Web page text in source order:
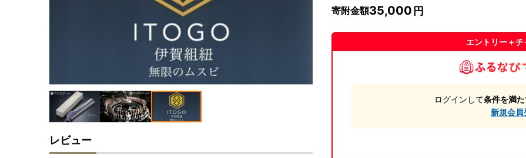
寄附金額35,000
エントリー＋チ
ログインして条件を満た
新規会
レビュー